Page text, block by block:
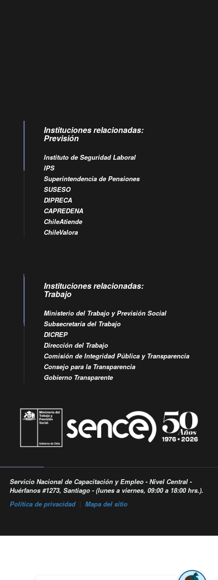
Instituciones relacionadas:
Previsión
Instituto de Seguridad Laboral
IPS
Superintendencia de Pensiones
SUSESO
DIPRECA
CAPREDENA
ChileAtiende
ChileValora
Instituciones relacionadas:
Trabajo
Ministerio del Trabajo y Previsión Social
Subsecretaría del Trabajo
DICREP
Dirección del Trabajo
Comisión de Integridad Pública y Transparencia
Consejo para la Transparencia
Gobierno Transparente
Servicio Nacional de Capacitación y Empleo - Nivel Central -
Huérfanos #1273, Santiago - (lunes a viernes, 09:00 a 18:00 hrs.).
Política de privacidad| Mapa del sitio